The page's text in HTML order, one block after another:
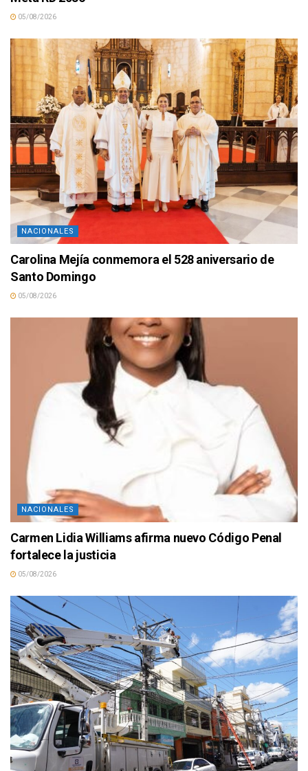
05/08/2026
NACIONALES
Carolina Mejía conmemora el 528 aniversario de
Santo Domingo
05/08/2026
NACIONALES
Carmen Lidia Williams afirma nuevo Código Penal
fortalece la justicia
05/08/2026